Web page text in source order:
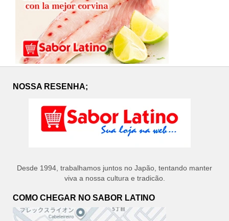
NOSSA RESENHA;
Desde 1994, trabalhamos juntos no Japão, tentando manter
viva a nossa cultura e tradicão.
COMO CHEGAR NO SABOR LATINO